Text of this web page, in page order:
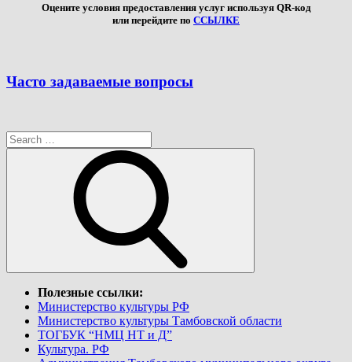
Оцените условия предоставления услуг используя QR-код
или перейдите по ССЫЛКЕ
Часто задаваемые вопросы
Search
for:
Полезные ссылки:
Министерство культуры РФ
Министерство культуры Тамбовской области
ТОГБУК “НМЦ НТ и Д”
Культура. РФ